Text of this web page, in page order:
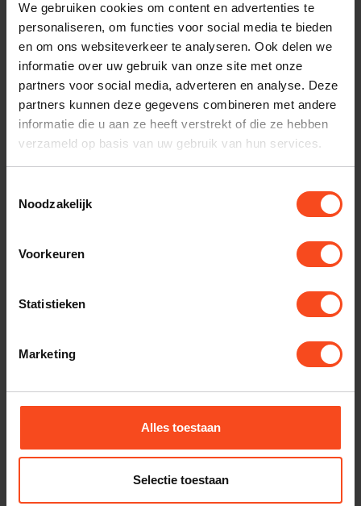
We gebruiken cookies om content en advertenties te
personaliseren, om functies voor social media te bieden
en om ons websiteverkeer te analyseren. Ook delen we
informatie over uw gebruik van onze site met onze
partners voor social media, adverteren en analyse. Deze
partners kunnen deze gegevens combineren met andere
informatie die u aan ze heeft verstrekt of die ze hebben
verzameld op basis van uw gebruik van hun services.
Noodzakelijk
Voorkeuren
Statistieken
Marketing
Alles toestaan
Selectie toestaan
Plan kosteloos een luisterafspraak. Of heb je hulp
nodig bij je bestelling? Neem contact op met onze
klantenservice.
Interesse in product
Productomschrijving
Reviews
Recent bekeken